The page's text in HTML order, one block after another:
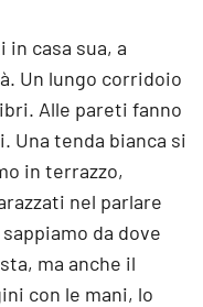
casa sua, a
Un lungo corridoio
Alle pareti fanno
Una tenda bianca si
in terrazzo,
nel parlare
da dove
ma anche il
con le mani, lo